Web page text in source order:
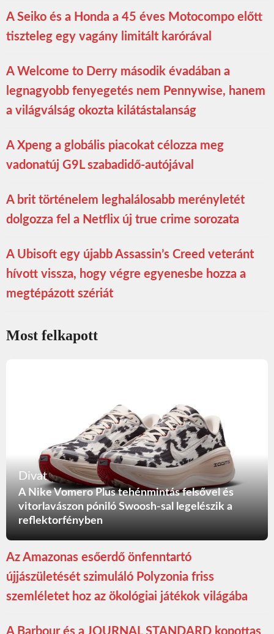
A Seiko és a Honda a 45 éves Motocompo előtt
tiszteleg egy vagány limitált karórával
A Welcome to Derry második évadában a
legnagyobb fenyegetés nem Pennywise, hanem
a világválság okozta kilátástalanság
A Xpeng a globális piacokat célozza meg
vadonatúj G9L szabadidő-autójával
A brit történelem leghalálosabb merényletét
dolgozza fel a Netflix új true crime sorozata
A Ubisoft egy újabb Assassin’s Creed veteránt
hívott vissza, hogy végre egyenesbe hozza a
megtépázott szériát
Most felkapott
Divat
A Nike Vomero Plus tehénmintás felsővel és
vitorlavászon póniló Swoosh-sal legelészik a
reflektorfényben
Az Amazonas esőerdő önfenntartó
újjászületését szimuláló Polyzonia friss
szemléletet hoz az ökológiai játékok világába
A Barbour és a JOURNAL STANDARD kopottas